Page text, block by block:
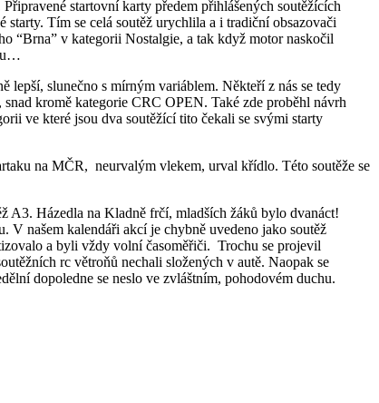
startovní karty předem přihlášených soutěžících
Tím se celá soutěž urychlila a i tradiční obsazovači
“Brna” v kategorii Nostalgie, a tak když motor naskočil
slunečno s mírným variáblem. Někteří z nás se tedy
kromě kategorie CRC OPEN. Také zde proběhl návrh
ve které jsou dva soutěžící tito čekali se svými starty
na MČR, neurvalým vlekem, urval křídlo. Této soutěže se
A3. Házedla na Kladně frčí, mladších žáků bylo dvanáct!
našem kalendáři akcí je chybně uvedeno jako soutěž
a byli vždy volní časoměřiči. Trochu se projevil
rc větroňů nechali složených v autě. Naopak se
dopoledne se neslo ve zvláštním, pohodovém duchu.